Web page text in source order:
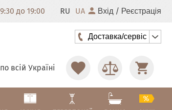
до 19:00 RU UA Вхід / Реєстрація
Доставка/сервіс
всій Україні